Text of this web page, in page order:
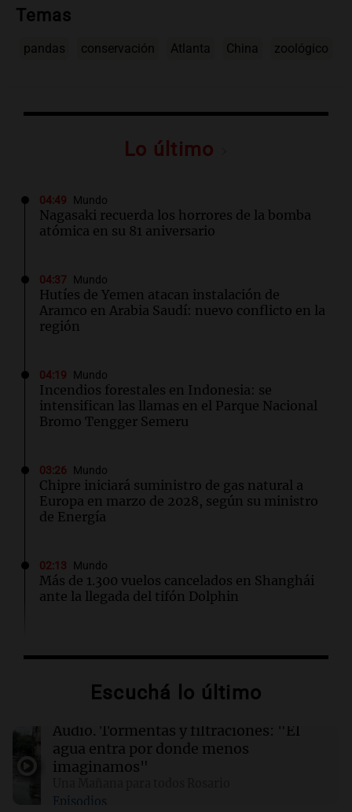
Temas
pandas conservación Atlanta China zoológico
Lo último
04:49 Mundo
Nagasaki recuerda los horrores de la bomba
atómica en su 81 aniversario
04:37 Mundo
Hutíes de Yemen atacan instalación de
Aramco en Arabia Saudí: nuevo conflicto en la
región
04:19 Mundo
Incendios forestales en Indonesia: se
intensifican las llamas en el Parque Nacional
Bromo Tengger Semeru
03:26 Mundo
Chipre iniciará suministro de gas natural a
Europa en marzo de 2028, según su ministro
de Energía
02:13 Mundo
Más de 1.300 vuelos cancelados en Shanghái
ante la llegada del tifón Dolphin
Airbnb acelera el lanzamiento de funciones
búsqueda
El Pentágono solicita a la industria de defensa
un aumento en la producción de armas
Escuchá lo último
Audio. Tormentas y filtraciones: "El
agua entra por donde menos
imaginamos"
Episodios